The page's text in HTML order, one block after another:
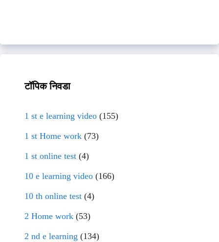
टॉपिक निवडा
1 st e learning video (155)
1 st Home work (73)
1 st online test (4)
10 e learning video (166)
10 th online test (4)
2 Home work (53)
2 nd e learning (134)